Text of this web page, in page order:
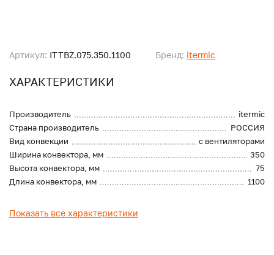
Артикул: ITTBZ.075.350.1100 Бренд: itermic
ХАРАКТЕРИСТИКИ
Производитель
itermic
Страна производитель
РОССИЯ
Вид конвекции
с вентиляторами
Ширина конвектора, мм
350
Высота конвектора, мм
75
Длина конвектора, мм
1100
Показать все характеристики